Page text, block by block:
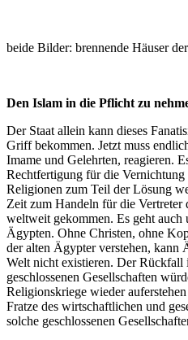
beide Bilder: brennende Häuser
Den Islam in die Pflicht zu
Der Staat allein kann dieses
Griff bekommen. Jetzt muss
Imame und Gelehrten, reagieren.
Rechtfertigung für die
Religionen zum Teil der Lösung
Zeit zum Handeln für die Vertreter
weltweit gekommen. Es geht auch
Ägypten. Ohne Christen, ohne
der alten Ägypter verstehen, kann
Welt nicht existieren. Der
geschlossenen Gesellschaften
Religionskriege wieder
Fratze des wirtschaftlichen und
solche geschlossenen